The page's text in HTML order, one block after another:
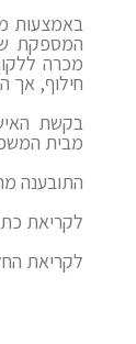
באמצעות
המספקת
מכרה
חילוף, אך
בקשת
מבית
התובענה
לקריאת
לקריאת